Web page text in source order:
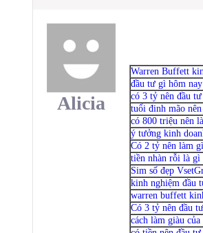
Alicia
Warren Buffett
đầu tư gì hôm nay
có 3 tỷ nên đầu
tuổi đinh mão
có 800 triệu nên
ý tưởng kinh
Có 2 tỷ nên làm gì
tiền nhàn rỗi là gì
Sim số đẹp
kinh nghiệm đầu
warren buffett
Có 3 tỷ nên đầu
cách làm giàu